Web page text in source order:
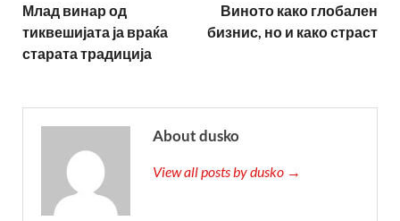
Млад винар од
тиквешијата ја враќа
старата традиција
Виното како глобален
бизнис, но и како страст
About dusko
View all posts by dusko →